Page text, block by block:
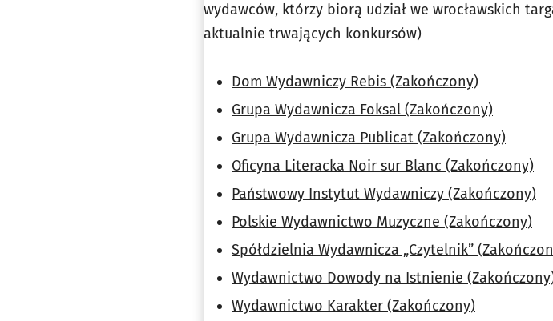
wydawców, którzy biorą udział we wrocławskich
aktualnie trwających konkursów)
Dom Wydawniczy Rebis (Zakończony)
Grupa Wydawnicza Foksal (Zakończony)
Grupa Wydawnicza Publicat (Zakończony)
Oficyna Literacka Noir sur Blanc (Zakończony)
Państwowy Instytut Wydawniczy (Zakończony)
Polskie Wydawnictwo Muzyczne (Zakończony)
Spółdzielnia Wydawnicza „Czytelnik”
Wydawnictwo Dowody na Istnienie
Wydawnictwo Karakter (Zakończony)